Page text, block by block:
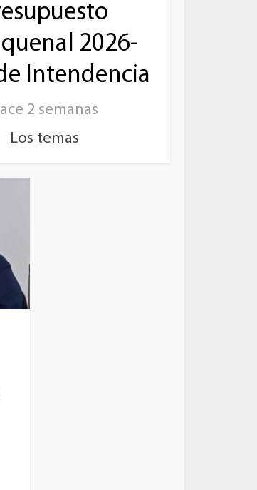
2026-
Intendencia
2 semanas
Los temas